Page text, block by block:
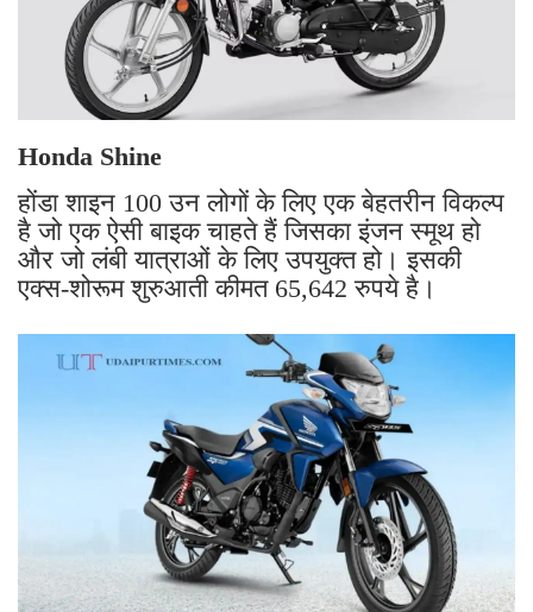
Honda Shine
होंडा शाइन 100 उन लोगों के लिए एक बेहतरीन विकल्प
है जो एक ऐसी बाइक चाहते हैं जिसका इंजन स्मूथ हो
और जो लंबी यात्राओं के लिए उपयुक्त हो। इसकी
एक्स-शोरूम शुरुआती कीमत 65,642 रुपये है।